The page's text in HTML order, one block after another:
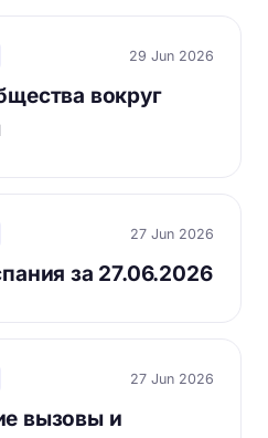
29 Jun 2026
вокруг
27 Jun 2026
за 27.06.2026
27 Jun 2026
вызовы и